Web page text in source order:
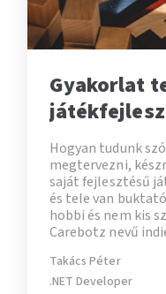
Gyakorlat
Hogyan tudunk
megtervezni,
saját fejlesztésű
és tele van
hobbi és nem kis
Carebotz nevű
valódi
mindenre
Takács Péter
.NET Developer